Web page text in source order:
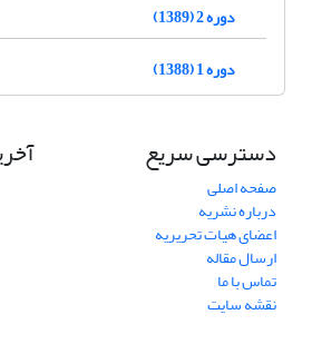
دوره 2 (1389)
دوره 1 (1388)
دسترسی سریع
صفحه اصلی
درباره نشریه
اعضای هیات تحریریه
ارسال مقاله
تماس با ما
نقشه سایت